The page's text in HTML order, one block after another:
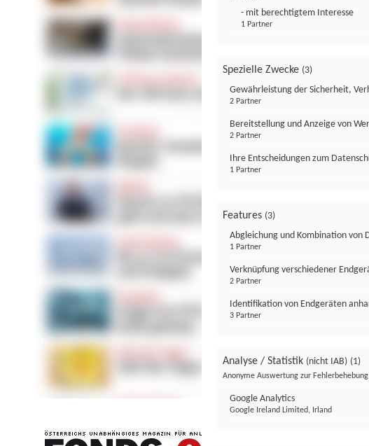
- mit berechtigtem Interesse
1 Partner
Spezielle Zwecke (3)
Gewährleistung der Sicherheit,
2 Partner
Bereitstellung und Anzeige von
2 Partner
Ihre Entscheidungen zum
1 Partner
Features (3)
Abgleichung und Kombination von
1 Partner
Verknüpfung verschiedener
2 Partner
Identifikation von Endgeräten
3 Partner
Analyse / Statistik (nicht IAB) (1)
Anonyme Auswertung zur
Google Analytics
Google Ireland Limited, Irland